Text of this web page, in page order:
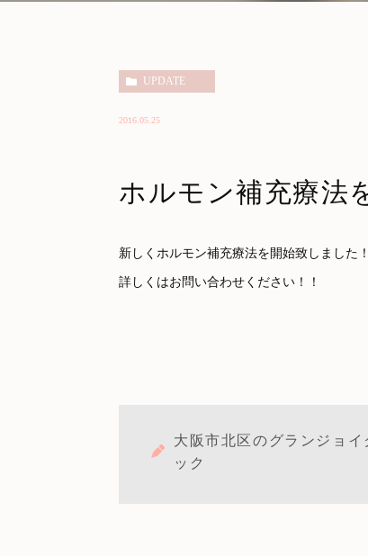
UPDATE
2016.05.25
ホルモン補充療法
新しく ホルモン補充療法を開始致しました！
詳しくはお問い合わせください！！
大阪市北区のグランジョイ
ック